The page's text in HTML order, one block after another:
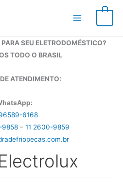
SEU ELETRODOMÉSTICO?
TODO O BRASIL
ATENDIMENTO:
6168
9858 – 11 2600-9859